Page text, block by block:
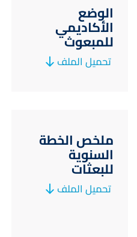
الوضع
الأكاديمي
للمبعوث
تحميل الملف
ملخص الخطة
السنوية
للبعثات
تحميل الملف